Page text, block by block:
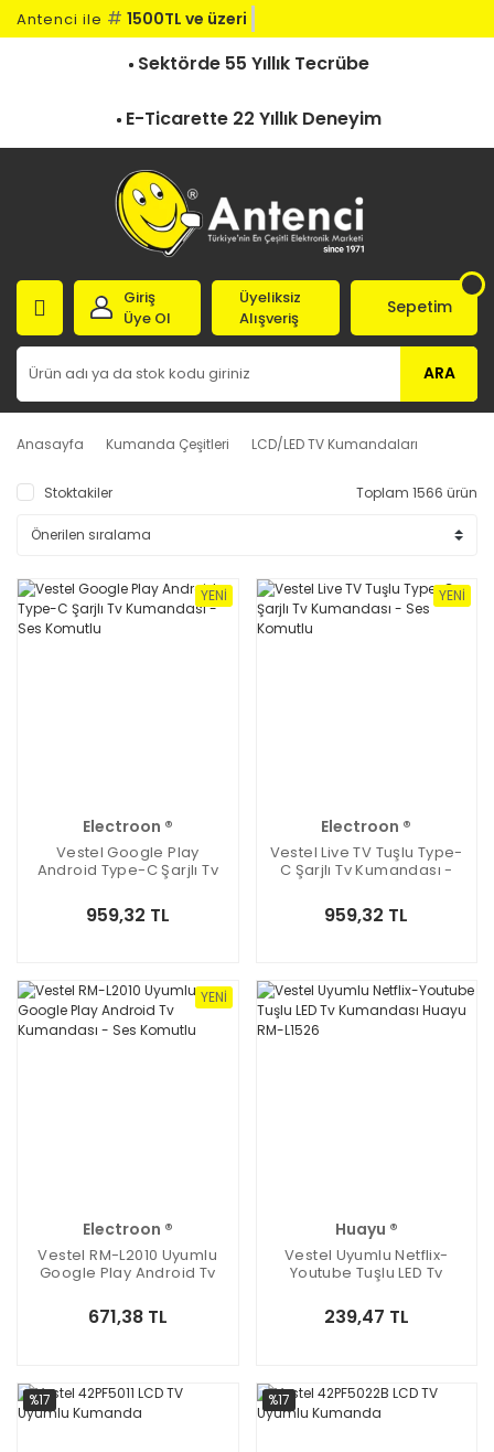
Antenci ile # 1500TL ve üzeri ka
Sektörde 55 Yıllık Tecrübe
E-Ticarette 22 Yıllık Deneyim
ARA
Giriş
Üye Ol
Üyeliksiz
Alışveriş
Sepetim
Anasayfa Kumanda Çeşitleri LCD/LED TV Kumandaları
Stoktakiler Toplam 1566 ürün
YENI
Electroon ®
Vestel Google Play
Android Type-C Şarjlı Tv
959,32 TL
YENI
Electroon ®
Vestel Live TV Tuşlu Type-
C Şarjlı Tv Kumandası -
959,32 TL
YENI
Electroon ®
Vestel RM-L2010 Uyumlu
Google Play Android Tv
671,38 TL
Huayu ®
Vestel Uyumlu Netflix-
Youtube Tuşlu LED Tv
L1526
239,47 TL
%17 %17